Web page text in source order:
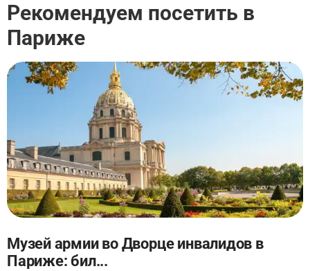
Рекомендуем посетить в
Париже
Музей армии во Дворце инвалидов в
Париже: бил...